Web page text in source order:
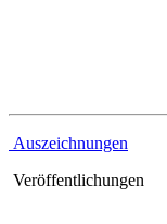
Auszeichnungen
Veröffentlichungen